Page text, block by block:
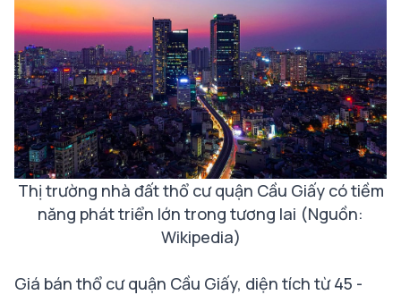
Thị trường nhà đất thổ cư quận Cầu Giấy có tiềm
năng phát triển lớn trong tương lai (Nguồn:
Wikipedia)
Giá bán thổ cư quận Cầu Giấy, diện tích từ 45 -